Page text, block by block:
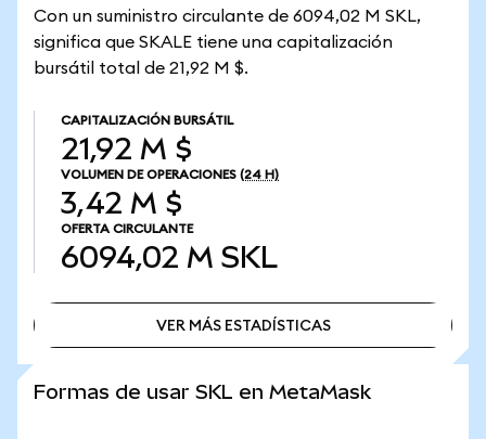
Con un suministro circulante de 6094,02 M SKL,
significa que SKALE tiene una capitalización
bursátil total de 21,92 M $.
CAPITALIZACIÓN BURSÁTIL
21,92 M $
VOLUMEN DE OPERACIONES (24 H)
3,42 M $
OFERTA CIRCULANTE
6094,02 M SKL
VER MÁS ESTADÍSTICAS
Formas de usar SKL en MetaMask